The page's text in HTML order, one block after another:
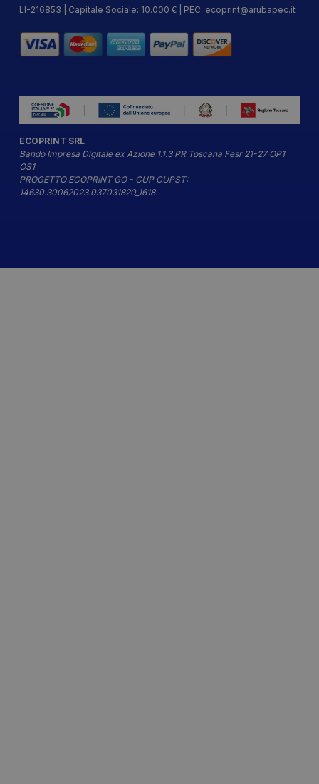
LI-216853 | Capitale Sociale: 10.000 € | PEC: ecoprint@arubapec.it
ECOPRINT SRL
Bando Impresa Digitale ex Azione 1.1.3 PR Toscana Fesr 21-27 OP1
OS1
PROGETTO ECOPRINT GO - CUP CUPST:
14630.30062023.037031820_1618